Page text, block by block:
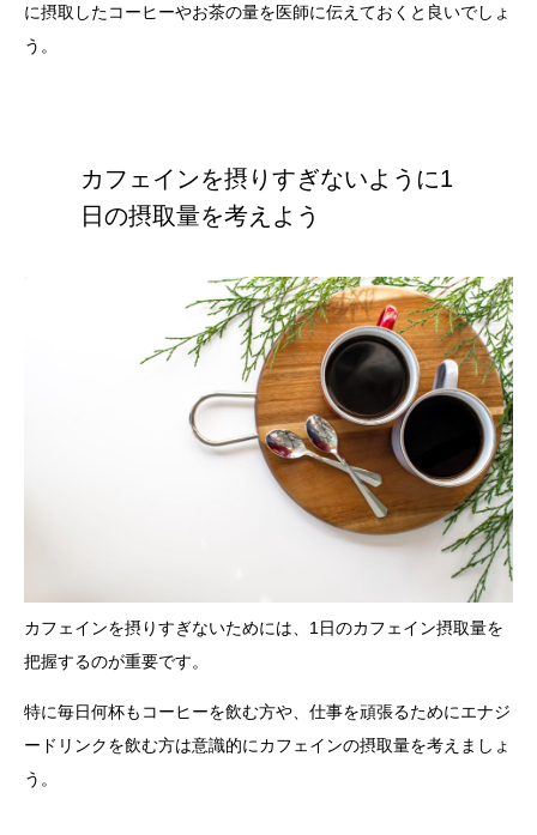
に摂取したコーヒーやお茶の量を医師に伝えておくと良いでしょ
う。
カフェインを摂りすぎないように1
日の摂取量を考えよう
カフェインを摂りすぎないためには、1日のカフェイン摂取量を
把握するのが重要です。
特に毎日何杯もコーヒーを飲む方や、仕事を頑張るためにエナジ
ードリンクを飲む方は意識的にカフェインの摂取量を考えましょ
う。